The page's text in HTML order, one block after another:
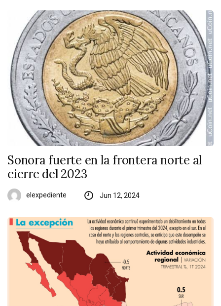
Sonora fuerte en la frontera norte al
cierre del 2023
elexpediente Jun 12, 2024